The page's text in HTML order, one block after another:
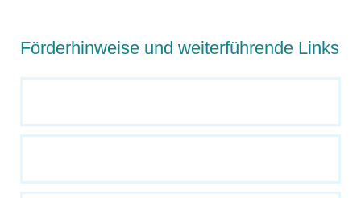
Förderhinweise und weiterführende Links